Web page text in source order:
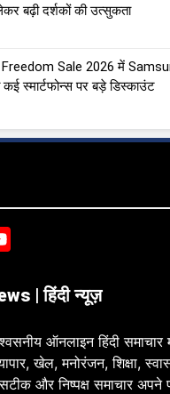
बढ़ी दर्शकों की उत्सुकता
Sale 2026 में
स्मार्टफोन्स पर बड़े डिस्काउंट
| हिंदी न्यूज़
ऑनलाइन हिंदी
खेल, मनोरंजन, शिक्षा,
और निष्पक्ष समाचार अपने